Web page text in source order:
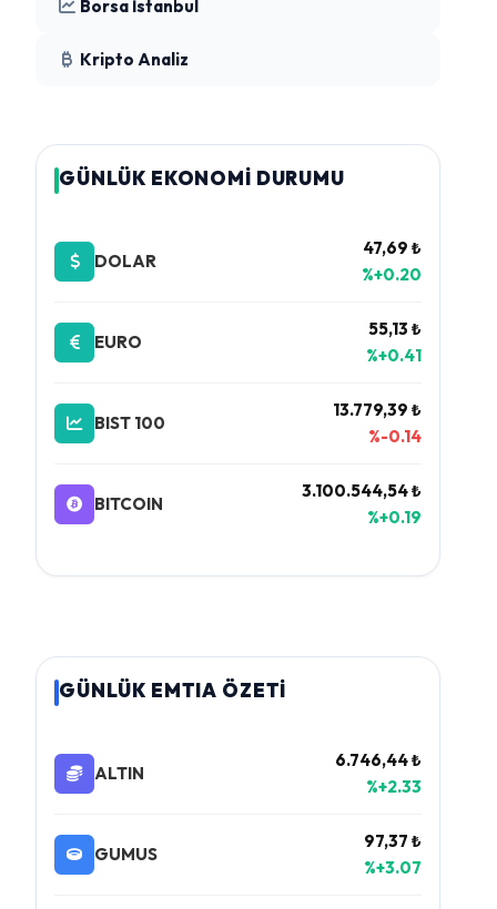
Borsa İstanbul
Kripto Analiz
GÜNLÜK EKONOMİ DURUMU
DOLAR
47,69 ₺
%+0.20
EURO
55,13 ₺
%+0.41
BIST 100
13.779,39 ₺
%-0.14
BITCOIN
3.100.544,54 ₺
%+0.19
GÜNLÜK EMTIA ÖZETİ
ALTIN
6.746,44 ₺
%+2.33
GUMUS
97,37 ₺
%+3.07